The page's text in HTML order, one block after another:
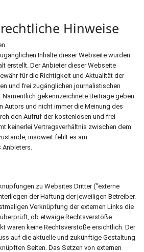
Hinweise
Inhalte dieser Webseite wurden
erstellt. Der Anbieter dieser Webseite
für die Richtigkeit und Aktualität der
und frei zugänglichen journalistischen
Namentlich gekennzeichnete Beiträge geben
Autors und nicht immer die Meinung des
den Aufruf der kostenlosen und frei
keinerlei Vertragsverhältnis zwischen dem
insoweit fehlt es am
Anbieters.
zu Websites Dritter ("externe
der Haftung der jeweiligen Betreiber.
Verknüpfung der externen Links die
ob etwaige Rechtsverstöße
waren keine Rechtsverstöße ersichtlich. Der
auf die aktuelle und zukünftige Gestaltung
Seiten. Das Setzen von externen